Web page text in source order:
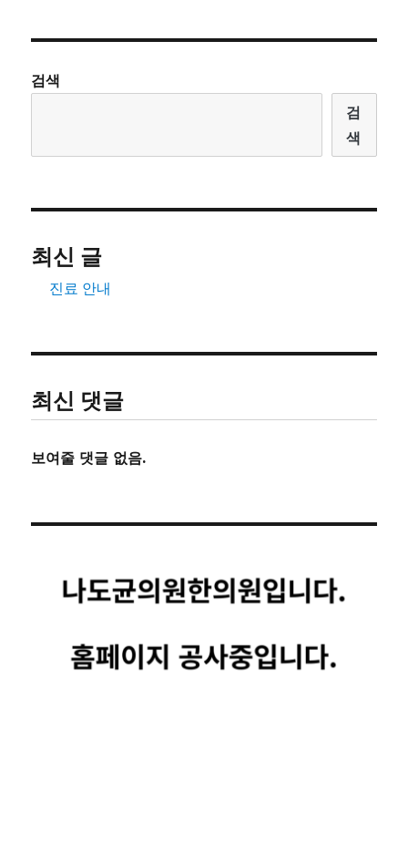
검색
검
색
최신 글
진료 안내
최신 댓글
보여줄 댓글 없음.